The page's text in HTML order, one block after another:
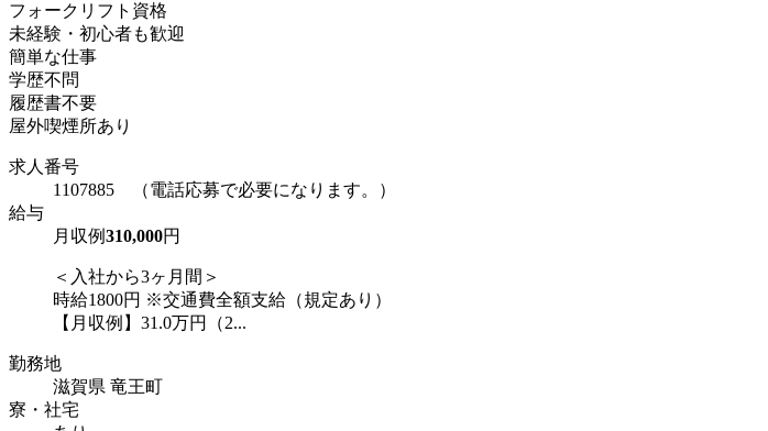
フォークリフト資格
未経験・初心者も歓迎
簡単な仕事
学歴不問
履歴書不要
屋外喫煙所あり
求人番号
1107885 （電話応募で必要になります。）
給与
月収例310,000円
＜入社から3ヶ月間＞
時給1800円 ※交通費全額支給（規定あり）
【月収例】31.0万円（2...
勤務地
滋賀県 竜王町
寮・社宅